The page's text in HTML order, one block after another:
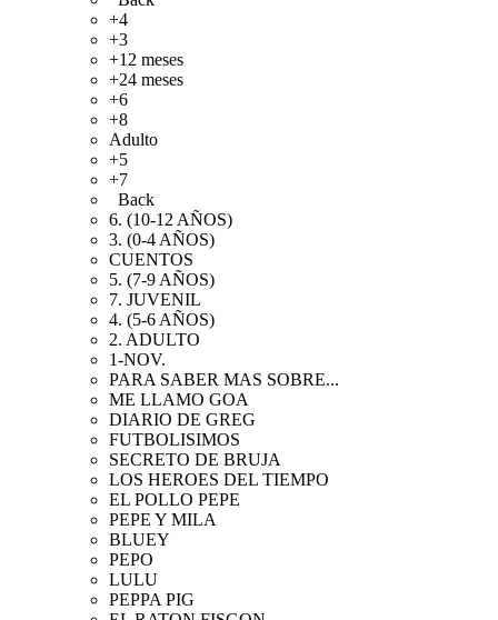
+4
+3
+12 meses
+24 meses
+6
+8
Adulto
+5
+7
Back
6. (10-12 AÑOS)
3. (0-4 AÑOS)
CUENTOS
5. (7-9 AÑOS)
7. JUVENIL
4. (5-6 AÑOS)
2. ADULTO
1-NOV.
PARA SABER MAS SOBRE...
ME LLAMO GOA
DIARIO DE GREG
FUTBOLISIMOS
SECRETO DE BRUJA
LOS HEROES DEL TIEMPO
EL POLLO PEPE
PEPE Y MILA
BLUEY
PEPO
LULU
PEPPA PIG